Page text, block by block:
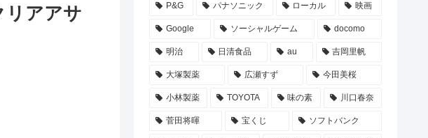
リアアサ
P&G パナソニック ローカル 映画
Google ソーシャルゲーム docomo
明治 日清食品 au 吉岡里帆
大塚製薬 広瀬すず 今田美桜
小林製薬 TOYOTA 味の素 川口春奈
菅田将暉 宝くじ ソフトバンク